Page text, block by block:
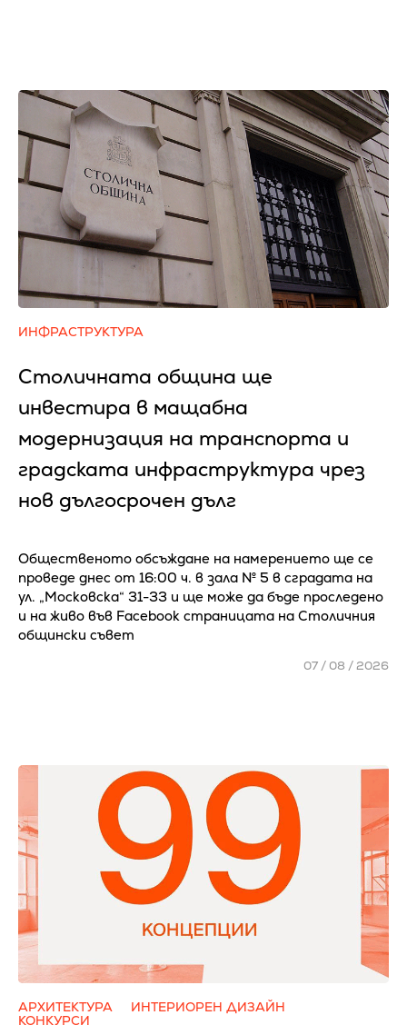
ИНФРАСТРУКТУРА
Столичната община ще
инвестира в мащабна
модернизация на транспорта и
градската инфраструктура чрез
нов дългосрочен дълг
Общественото обсъждане на намерението ще се
проведе днес от 16:00 ч. в зала № 5 в сградата на
ул. „Московска“ 31-33 и ще може да бъде проследено
и на живо във Facebook страницата на Столичния
общински съвет
07 / 08 / 2026
АРХИТЕКТУРА
ИНТЕРИОРЕН ДИЗАЙН
КОНКУРСИ